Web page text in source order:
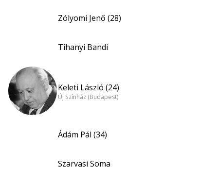
Zólyomi Jenő (28)
Tihanyi Bandi
Keleti László (24)
Új Színház (Budapest)
Ádám Pál (34)
Szarvasi Soma